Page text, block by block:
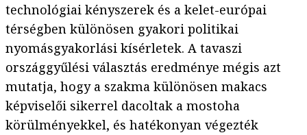
technológiai kényszerek és a kelet-európai
térségben különösen gyakori politikai
nyomásgyakorlási kísérletek. A tavaszi
országgyűlési választás eredménye mégis azt
mutatja, hogy a szakma különösen makacs
képviselői sikerrel dacoltak a mostoha
körülményekkel, és hatékonyan végezték